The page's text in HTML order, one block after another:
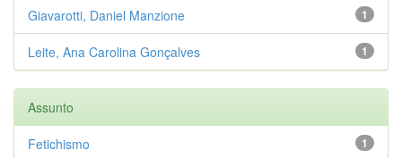
1
Giavarotti, Daniel Manzione
1
Leite, Ana Carolina Gonçalves
Assunto
1
Fetichismo